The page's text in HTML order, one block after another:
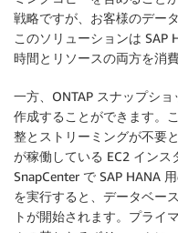
戦略ですが、お客様のデー
このソリューションは SAP
時間とリソースの両方を消
一方、ONTAP スナップシ
作成することができます。
整とストリーミングが不要
が稼働している EC2 イン
SnapCenter で SAP HANA
を実行すると、データベー
トが開始されます。プライ